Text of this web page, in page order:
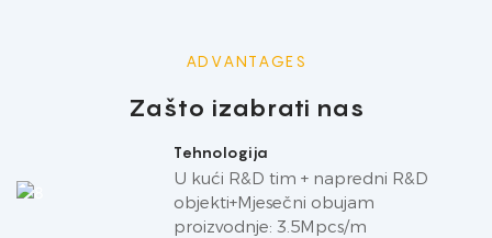
ADVANTAGES
Zašto izabrati nas
Tehnologija
U kući R&D tim + napredni R&D
objekti+Mjesečni obujam
proizvodnje: 3.5Mpcs/m